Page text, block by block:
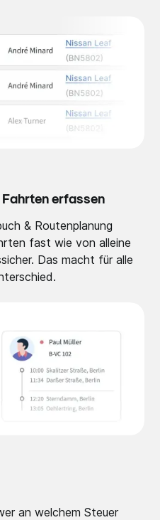
erfassen
& Routenplanung
fast wie von alleine
Das macht für alle
an welchem Steuer